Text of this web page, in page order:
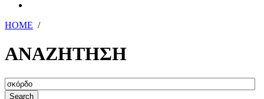
HOME /
ΑΝΑΖΗΤΗΣΗ